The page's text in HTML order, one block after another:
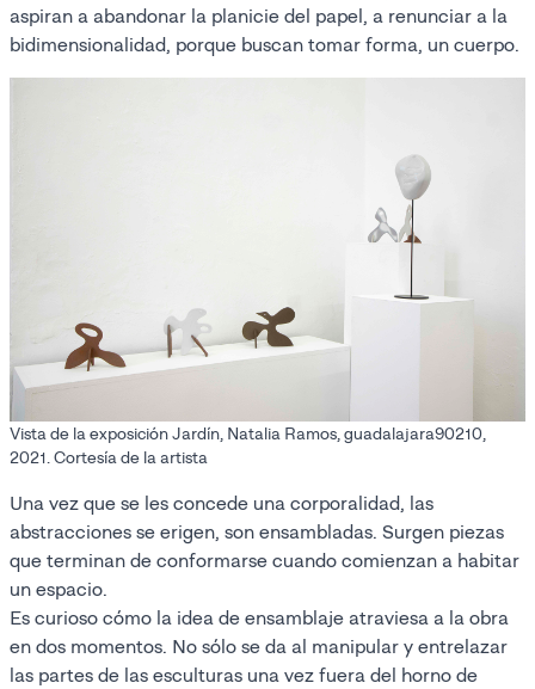
aspiran a abandonar la planicie del papel, a renunciar a la
bidimensionalidad, porque buscan tomar forma, un cuerpo.
Vista de la exposición Jardín, Natalia Ramos, guadalajara90210,
2021. Cortesía de la artista
Una vez que se les concede una corporalidad, las
abstracciones se erigen, son ensambladas. Surgen piezas
que terminan de conformarse cuando comienzan a habitar
un espacio.
Es curioso cómo la idea de ensamblaje atraviesa a la obra
en dos momentos. No sólo se da al manipular y entrelazar
las partes de las esculturas una vez fuera del horno de